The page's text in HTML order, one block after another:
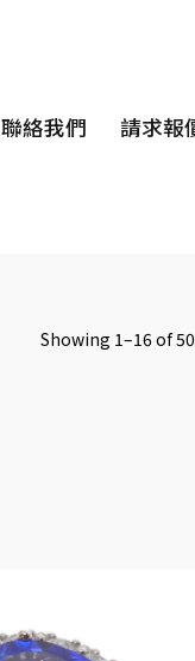
聯絡我們 請求報
Showing 1–16 of